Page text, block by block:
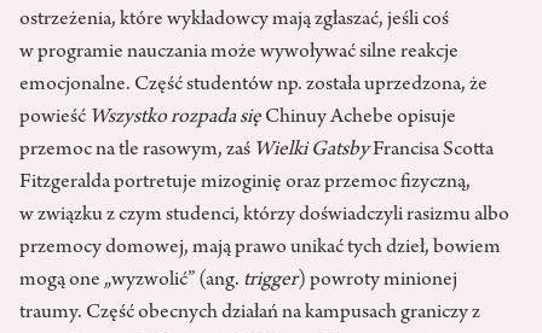
ostrzeżenia, które wykładowcy mają zgłaszać, jeśli coś
w programie nauczania może wywoływać silne reakcje
emocjonalne. Część studentów np. została uprzedzona, że
powieść Wszystko rozpada się Chinuy Achebe opisuje
przemoc na tle rasowym, zaś Wielki GatsbyFrancisa Scotta
Fitzgeralda portretuje mizoginię oraz przemoc fizyczną,
w związku z czym studenci, którzy doświadczyli rasizmu albo
przemocy domowej, mają prawo unikać tych dzieł, bowiem
mogą one „wyzwolić” (ang. trigger) powroty minionej
traumy. Część obecnych działań na kampusach graniczy z